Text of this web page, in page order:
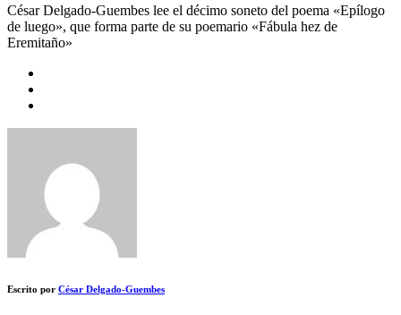
César Delgado-Guembes lee el décimo soneto del poema «Epílogo
de luego», que forma parte de su poemario «Fábula hez de
Eremitaño»
Escrito por César Delgado-Guembes